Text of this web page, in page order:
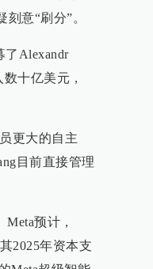
意“刷分”。
了Alexandr
十亿美元，
更大的自主
目前直接管理
预计，
2025年资本支